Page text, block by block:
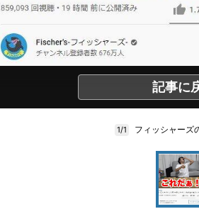
記事に
1/1 フィッシャーズ